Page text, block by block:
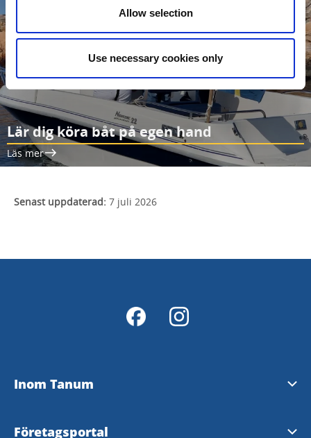
Allow selection
Use necessary cookies only
Lär dig köra båt på egen hand
Läs mer
Senast uppdaterad: 7 juli 2026
Inom Tanum
Om oss
Företagsportal